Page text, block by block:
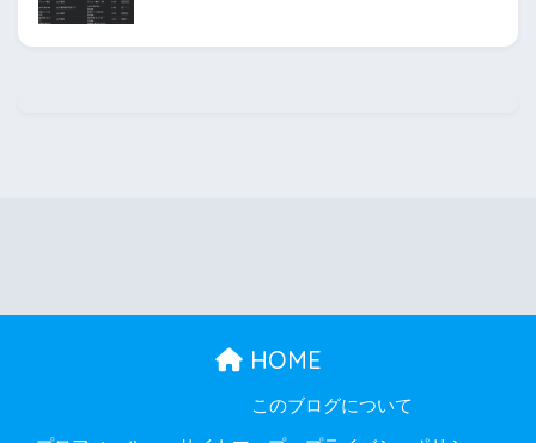
HOME
このブログについて